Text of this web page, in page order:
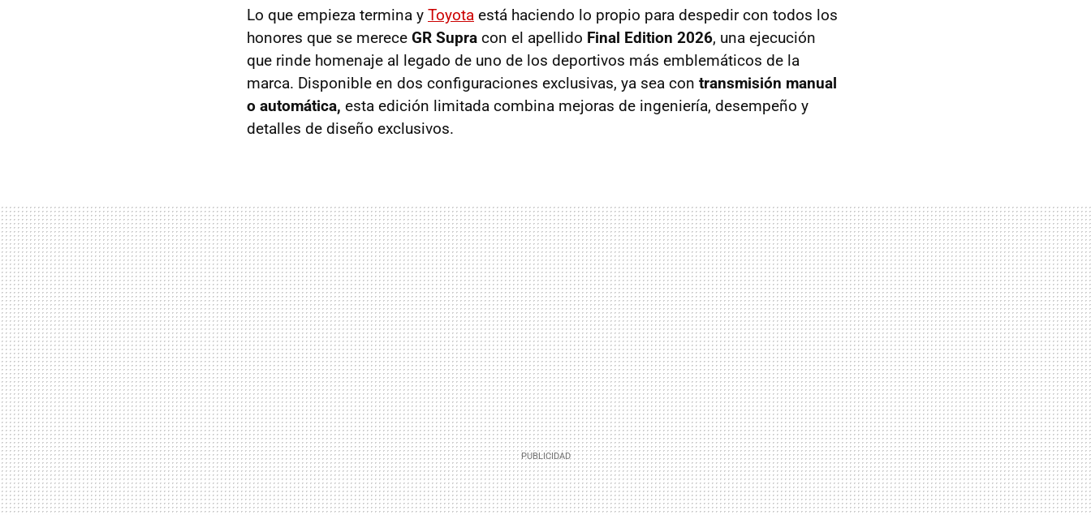
Lo que empieza termina y Toyota está haciendo lo propio para despedir con todos los
honores que se merece GR Supra con el apellido Final Edition 2026, una ejecución
que rinde homenaje al legado de uno de los deportivos más emblemáticos de la
marca. Disponible en dos configuraciones exclusivas, ya sea con transmisión manual
o automática, esta edición limitada combina mejoras de ingeniería, desempeño y
detalles de diseño exclusivos.